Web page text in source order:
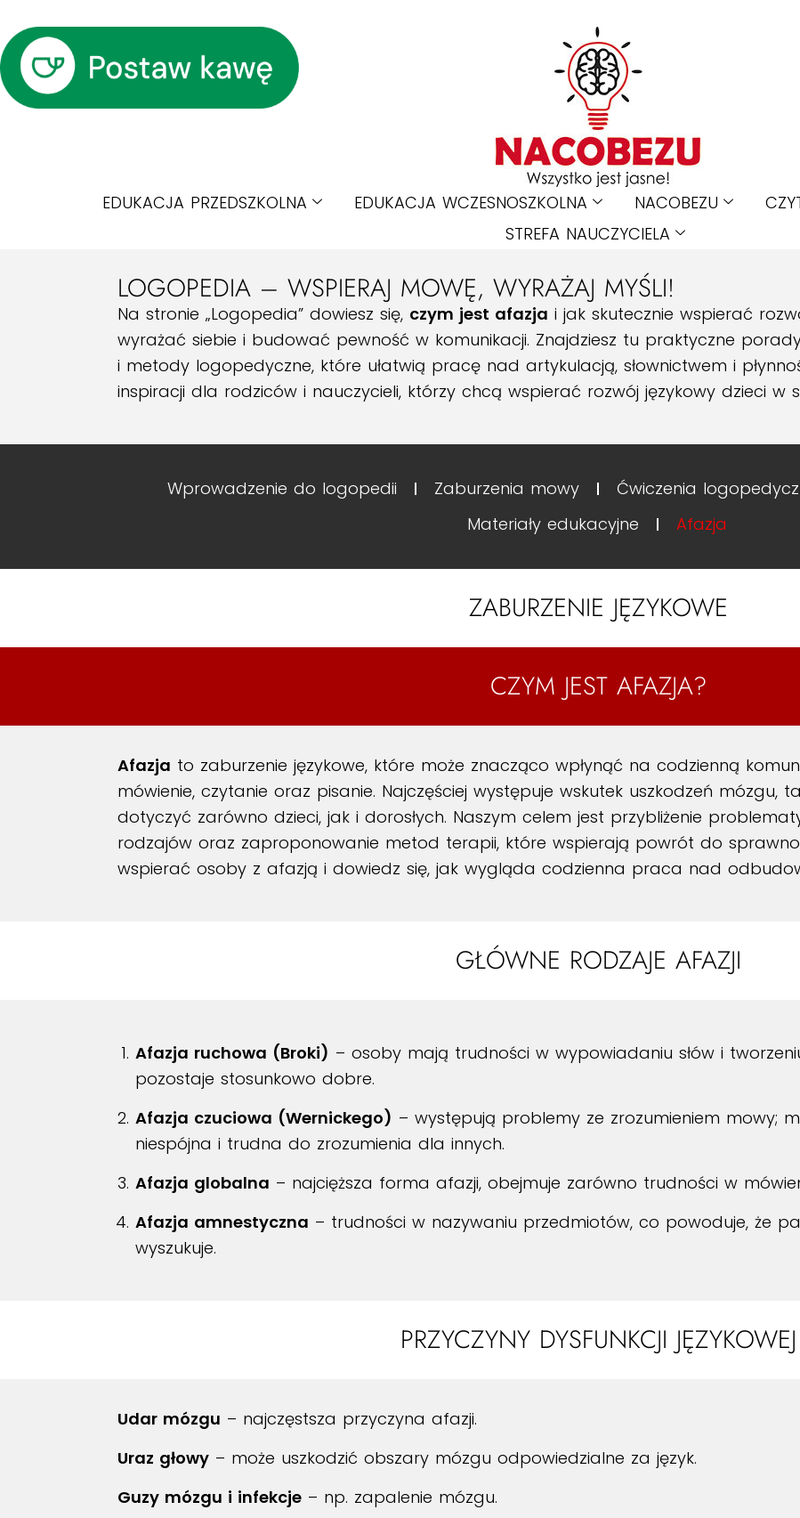
EDUKACJA PRZEDSZKOLNA EDUKACJA WCZESNOSZKOLNA NACOBEZU
STREFA NAUCZYCIELA
LOGOPEDIA – WSPIERAJ MOWĘ, WYRAŻAJ MYŚLI!
Na stronie „Logopedia” dowiesz się, czym jest afazja i jak skutecznie wspierać
wyrażać siebie i budować pewność w komunikacji. Znajdziesz tu praktyczne
i metody logopedyczne, które ułatwią pracę nad artykulacją, słownictwem i
inspiracji dla rodziców i nauczycieli, którzy chcą wspierać rozwój językowy dzieci w
Wprowadzenie do logopedii Zaburzenia mowy Ćwiczenia
Materiały edukacyjne
Afazja
ZABURZENIE JĘZYKOWE
CZYM JEST AFAZJA?
Afazja to zaburzenie językowe, które może znacząco wpłynąć na codzienną
mówienie, czytanie oraz pisanie. Najczęściej występuje wskutek uszkodzeń mózgu,
dotyczyć zarówno dzieci, jak i dorosłych. Naszym celem jest przybliżenie
rodzajów oraz zaproponowanie metod terapii, które wspierają powrót do
wspierać osoby z afazją i dowiedz się, jak wygląda codzienna praca nad
GŁÓWNE RODZAJE AFAZJI
Afazja ruchowa (Broki) – osoby mają trudności w wypowiadaniu słów i
pozostaje stosunkowo dobre.
Afazja czuciowa (Wernickego) – występują problemy ze zrozumieniem mowy;
niespójna i trudna do zrozumienia dla innych.
Afazja globalna – najcięższa forma afazji, obejmuje zarówno trudności w
Afazja amnestyczna – trudności w nazywaniu przedmiotów, co powoduje, że
wyszukuje.
PRZYCZYNY DYSFUNKCJI JĘZYKOWEJ
Udar mózgu – najczęstsza przyczyna afazji.
Uraz głowy – może uszkodzić obszary mózgu odpowiedzialne za język.
Guzy mózgu i infekcje – np. zapalenie mózgu.